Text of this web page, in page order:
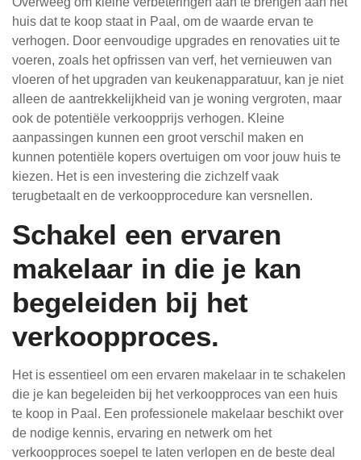
huis dat te koop staat in Paal, om de waarde ervan te
verhogen. Door eenvoudige upgrades en renovaties uit te
voeren, zoals het opfrissen van verf, het vernieuwen van
vloeren of het upgraden van keukenapparatuur, kan je niet
alleen de aantrekkelijkheid van je woning vergroten, maar
ook de potentiële verkoopprijs verhogen. Kleine
aanpassingen kunnen een groot verschil maken en
kunnen potentiële kopers overtuigen om voor jouw huis te
kiezen. Het is een investering die zichzelf vaak
terugbetaalt en de verkoopprocedure kan versnellen.
Schakel een ervaren
makelaar in die je kan
begeleiden bij het
verkoopproces.
Het is essentieel om een ervaren makelaar in te schakelen
die je kan begeleiden bij het verkoopproces van een huis
te koop in Paal. Een professionele makelaar beschikt over
de nodige kennis, ervaring en netwerk om het
verkoopproces soepel te laten verlopen en de beste deal